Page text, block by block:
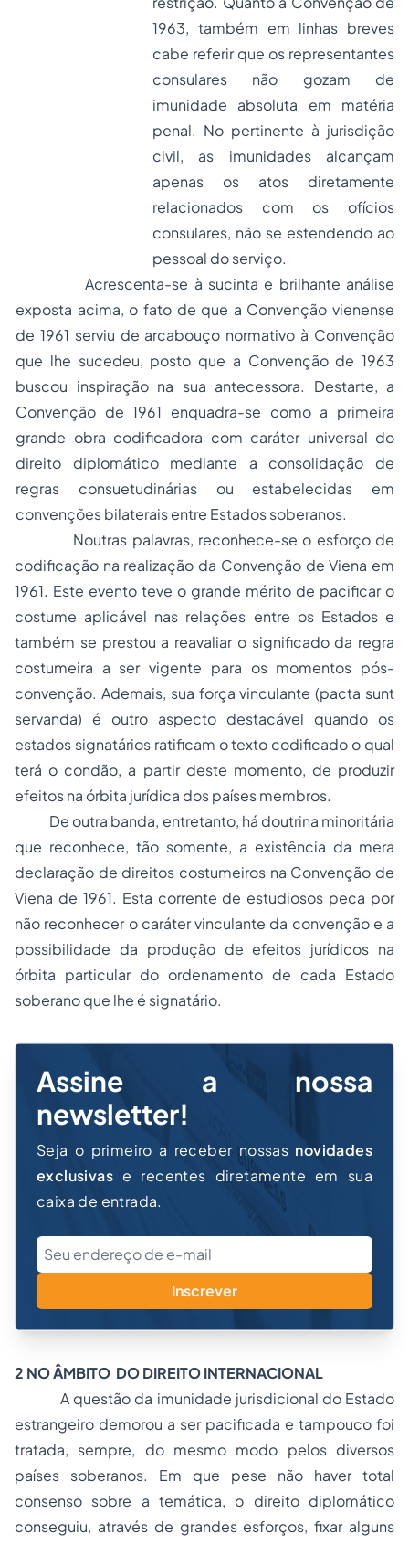
1963, também em linhas breves
cabe referir que os representantes
consulares não gozam de
imunidade absoluta em matéria
penal. No pertinente à jurisdição
civil, as imunidades alcançam
apenas os atos diretamente
relacionados com os ofícios
consulares, não se estendendo ao
pessoal do serviço.
Acrescenta-se à sucinta e brilhante análise
exposta acima, o fato de que a Convenção vienense
de 1961 serviu de arcabouço normativo à Convenção
que lhe sucedeu, posto que a Convenção de 1963
buscou inspiração na sua antecessora. Destarte, a
Convenção de 1961 enquadra-se como a primeira
grande obra codificadora com caráter universal do
direito diplomático mediante a consolidação de
regras consuetudinárias ou estabelecidas em
convenções bilaterais entre Estados soberanos.
Noutras palavras, reconhece-se o esforço de
codificação na realização da Convenção de Viena em
1961. Este evento teve o grande mérito de pacificar o
costume aplicável nas relações entre os Estados e
também se prestou a reavaliar o significado da regra
costumeira a ser vigente para os momentos pós-
convenção. Ademais, sua força vinculante (pacta sunt
servanda) é outro aspecto destacável quando os
estados signatários ratificam o texto codificado o qual
terá o condão, a partir deste momento, de produzir
efeitos na órbita jurídica dos países membros.
De outra banda, entretanto, há doutrina minoritária
que reconhece, tão somente, a existência da mera
declaração de direitos costumeiros na Convenção de
Viena de 1961. Esta corrente de estudiosos peca por
não reconhecer o caráter vinculante da convenção e a
possibilidade da produção de efeitos jurídicos na
órbita particular do ordenamento de cada Estado
soberano que lhe é signatário.
Assine a nossa
newsletter!
Seja o primeiro a receber nossas novidades
exclusivas e recentes diretamente em sua
caixa de entrada.
Inscrever
2 NO ÂMBITO DO DIREITO INTERNACIONAL
A questão da imunidade jurisdicional do Estado
estrangeiro demorou a ser pacificada e tampouco foi
tratada, sempre, do mesmo modo pelos diversos
países soberanos. Em que pese não haver total
consenso sobre a temática, o direito diplomático
conseguiu, através de grandes esforços, fixar alguns